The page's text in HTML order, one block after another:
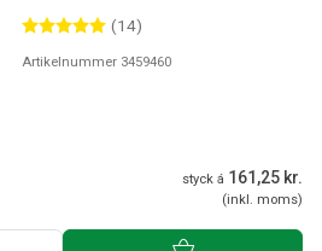
(14)
Artikelnummer 3459460
styck á 161,25 kr.
(inkl. moms)